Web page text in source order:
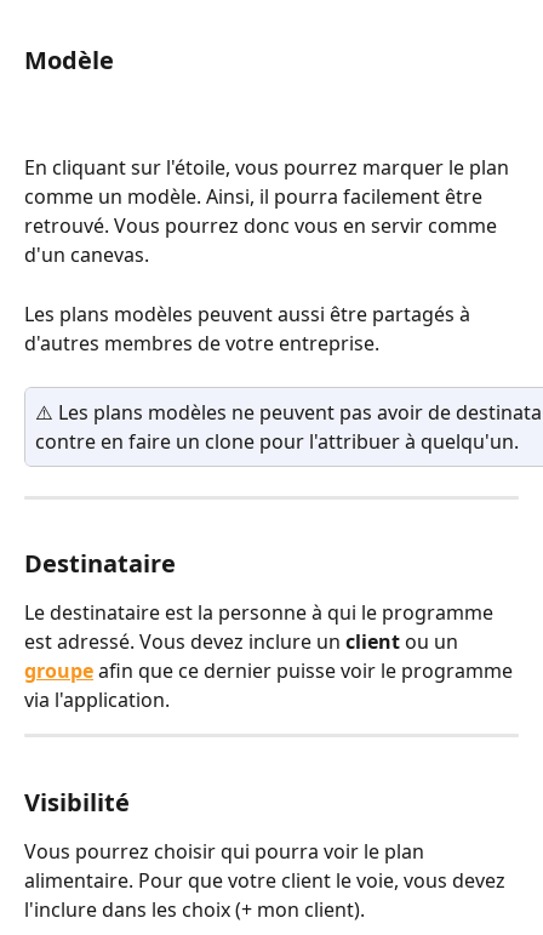
Modèle
En cliquant sur l'étoile, vous pourrez marquer le plan
comme un modèle. Ainsi, il pourra facilement être
retrouvé. Vous pourrez donc vous en servir comme
d'un canevas.
Les plans modèles peuvent aussi être partagés à
d'autres membres de votre entreprise.
⚠️ Les plans modèles ne peuvent pas avoir de
contre en faire un clone pour l'attribuer à quelqu'un.
Destinataire
Le destinataire est la personne à qui le programme
est adressé. Vous devez inclure un client ou un
groupe afin que ce dernier puisse voir le programme
via l'application.
Visibilité
Vous pourrez choisir qui pourra voir le plan
alimentaire. Pour que votre client le voie, vous devez
l'inclure dans les choix (+ mon client).